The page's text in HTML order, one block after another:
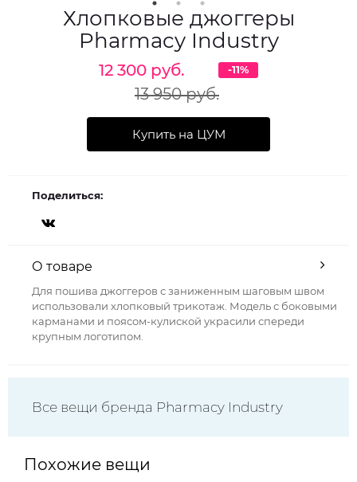
Хлопковые джоггеры
Pharmacy Industry
12 300 руб.
13 950 руб.
-11%
Купить на ЦУМ
Поделиться:
О товаре
Для пошива джоггеров с заниженным шаговым швом
использовали хлопковый трикотаж. Модель с боковыми
карманами и поясом-кулиской украсили спереди
крупным логотипом.
Все вещи бренда Pharmacy Industry
Похожие вещи